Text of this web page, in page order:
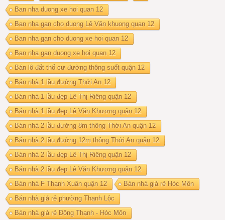
Ban nha duong xe hoi quan 12
Ban nha gan cho duong Lê Văn khuong quan 12
Ban nha gan cho duong xe hoi quan 12
Ban nha gan duong xe hoi quan 12
Bán lô đất thổ cư đường thông suốt quận 12
Bán nhà 1 lầu đường Thới An 12
Bán nhà 1 lầu đẹp Lê Thị Riêng quận 12
Bán nhà 1 lầu đẹp Lê Văn Khương quận 12
Bán nhà 2 lầu đường 8m thông Thới An quận 12
Bán nhà 2 lầu đường 12m thông Thới An quận 12
Bán nhà 2 lầu đẹp Lê Thị Riêng quận 12
Bán nhà 2 lầu đẹp Lê Văn Khương quận 12
Bán nhà F Thạnh Xuân quận 12
Bán nhà giá rẻ Hóc Môn
Bán nhà giá rẻ phường Thạnh Lộc
Bán nhà giá rẻ Đông Thạnh - Hóc Môn